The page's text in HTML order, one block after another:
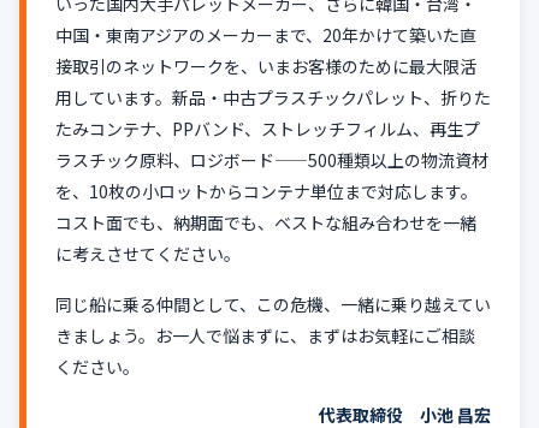
中国・東南アジアのメーカーまで、20年かけて築いた直
接取引のネットワークを、いまお客様のために最大限活
用しています。新品・中古プラスチックパレット、折りた
たみコンテナ、PPバンド、ストレッチフィルム、再生プ
ラスチック原料、ロジボード――500種類以上の物流資材
を、10枚の小ロットからコンテナ単位まで対応します。
コスト面でも、納期面でも、ベストな組み合わせを一緒
に考えさせてください。
同じ船に乗る仲間として、この危機、一緒に乗り越えてい
きましょう。お一人で悩まずに、まずはお気軽にご相談
ください。
代表取締役 小池 昌宏